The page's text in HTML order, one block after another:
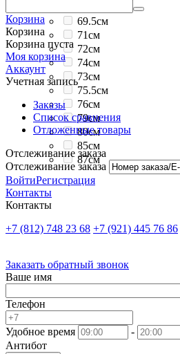
69.5см
71см
72см
74см
73см
75.5см
76см
79см
80см
85см
87см
Корзина
Корзина
Корзина пуста
Моя корзина
Аккаунт
Учетная запись
Заказы
Список сравнения
Отложенные товары
Отслеживание заказа
Отслеживание заказа
ВойтиРегистрация
Контакты
Контакты
+7 (812) 748 23 68 +7 (921) 445 76 86
Заказать обратный звонок
Ваше имя
Телефон
Удобное время
-
Антибот